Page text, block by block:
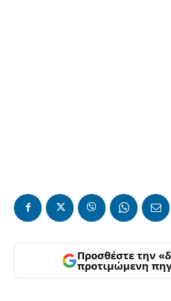
Προσθέστε την
προτιμώμενη